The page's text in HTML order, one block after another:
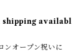
ンオープン祝いに